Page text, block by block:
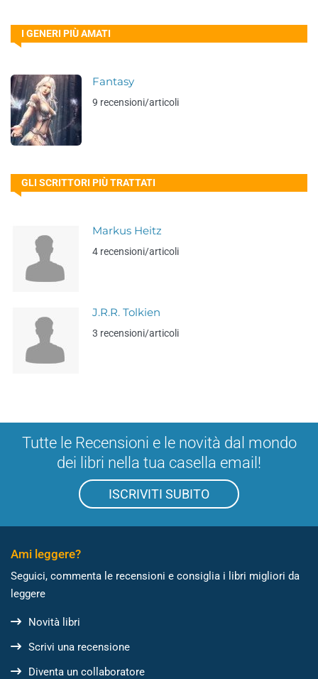
I GENERI PIÙ AMATI
Fantasy
9 recensioni/articoli
GLI SCRITTORI PIÙ TRATTATI
Markus Heitz
4 recensioni/articoli
J.R.R. Tolkien
3 recensioni/articoli
Tutte le Recensioni e le novità dal mondo
dei libri nella tua casella email!
ISCRIVITI SUBITO
Ami leggere?
Seguici, commenta le recensioni e consiglia i libri migliori da
leggere
Novità libri
Scrivi una recensione
Diventa un collaboratore